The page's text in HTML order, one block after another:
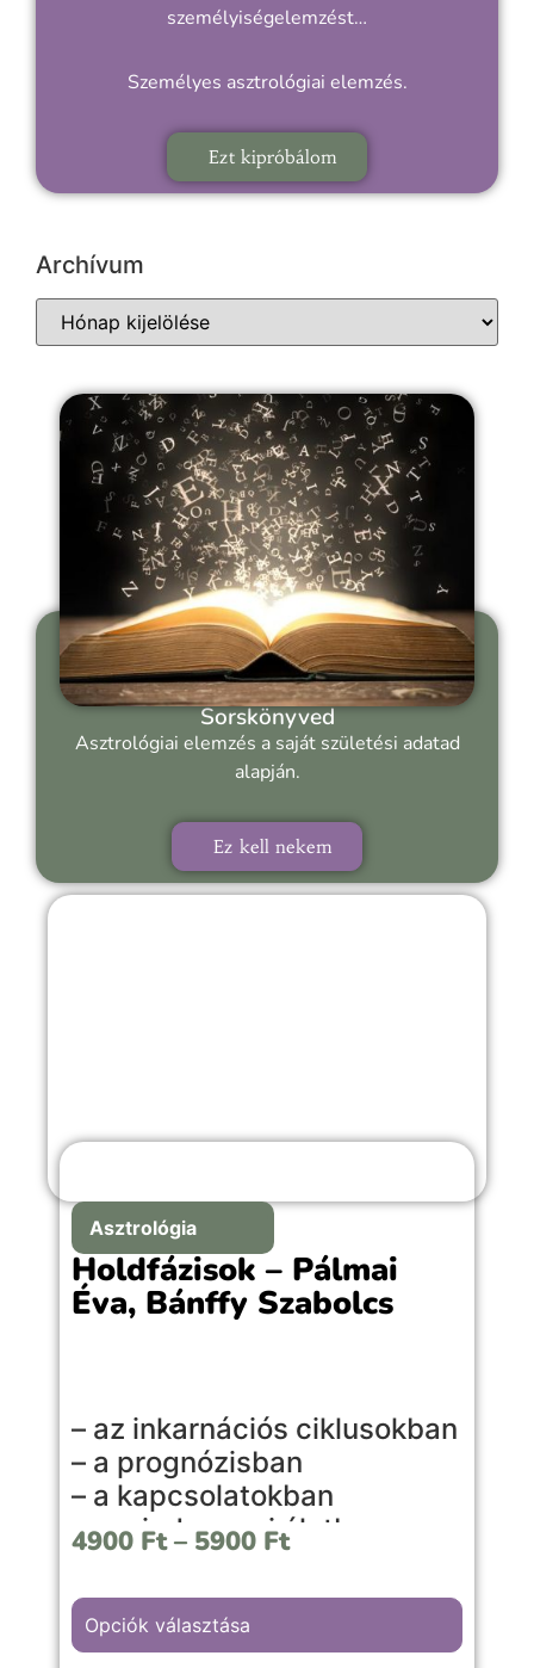
személyiségelemzést…
Személyes asztrológiai elemzés.
Ezt kipróbálom
Archívum
Sorskönyved
Asztrológiai elemzés a saját születési adatad
alapján.
Ez kell nekem
Asztrológia
Holdfázisok – Pálmai
Éva, Bánffy Szabolcs
– az inkarnációs ciklusokban
– a prognózisban
– a kapcsolatokban
– a mindennapi életben
mélységgel mutatja be a születési
holdfázis jelentését, a nyolc lunációs
4900 Ft – 5900 Ft
Opciók választása